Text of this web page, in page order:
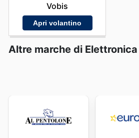
Vobis
Apri volantino
Altre marche di Elettronica